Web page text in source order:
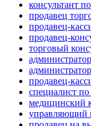
консультант
продавец
продавец-
продавец-
торговый
администратор
продавец-
специалист по
медицинский
управляющий